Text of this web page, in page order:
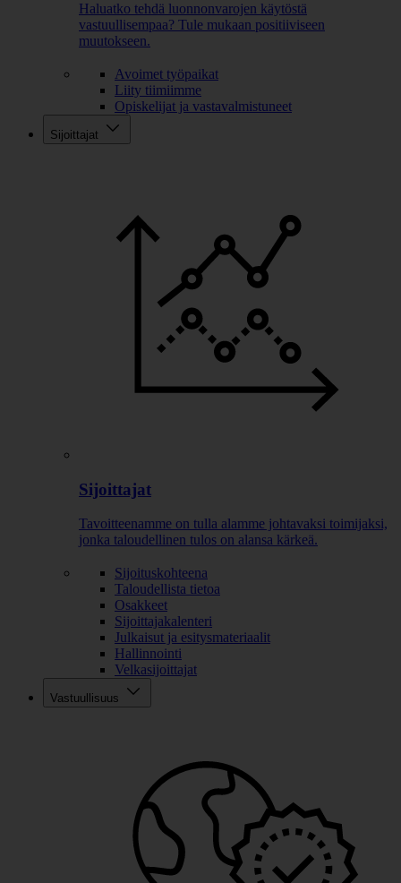
Haluatko tehdä luonnonvarojen käytöstä
vastuullisempaa? Tule mukaan positiiviseen
muutokseen.
Avoimet työpaikat
Liity tiimiimme
Opiskelijat ja vastavalmistuneet
Sijoittajat
Sijoittajat
Tavoitteenamme on tulla alamme johtavaksi toimijaksi,
jonka taloudellinen tulos on alansa kärkeä.
Sijoituskohteena
Taloudellista tietoa
Osakkeet
Sijoittajakalenteri
Julkaisut ja esitysmateriaalit
Hallinnointi
Velkasijoittajat
Vastuullisuus